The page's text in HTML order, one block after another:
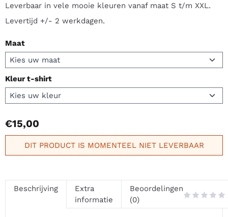
Leverbaar in vele mooie kleuren vanaf maat S t/m XXL.
Levertijd +/- 2 werkdagen.
Maat
Kleur t-shirt
€15,00
DIT PRODUCT IS MOMENTEEL NIET LEVERBAAR
Beschrijving
Extra
informatie
Beoordelingen
(0)